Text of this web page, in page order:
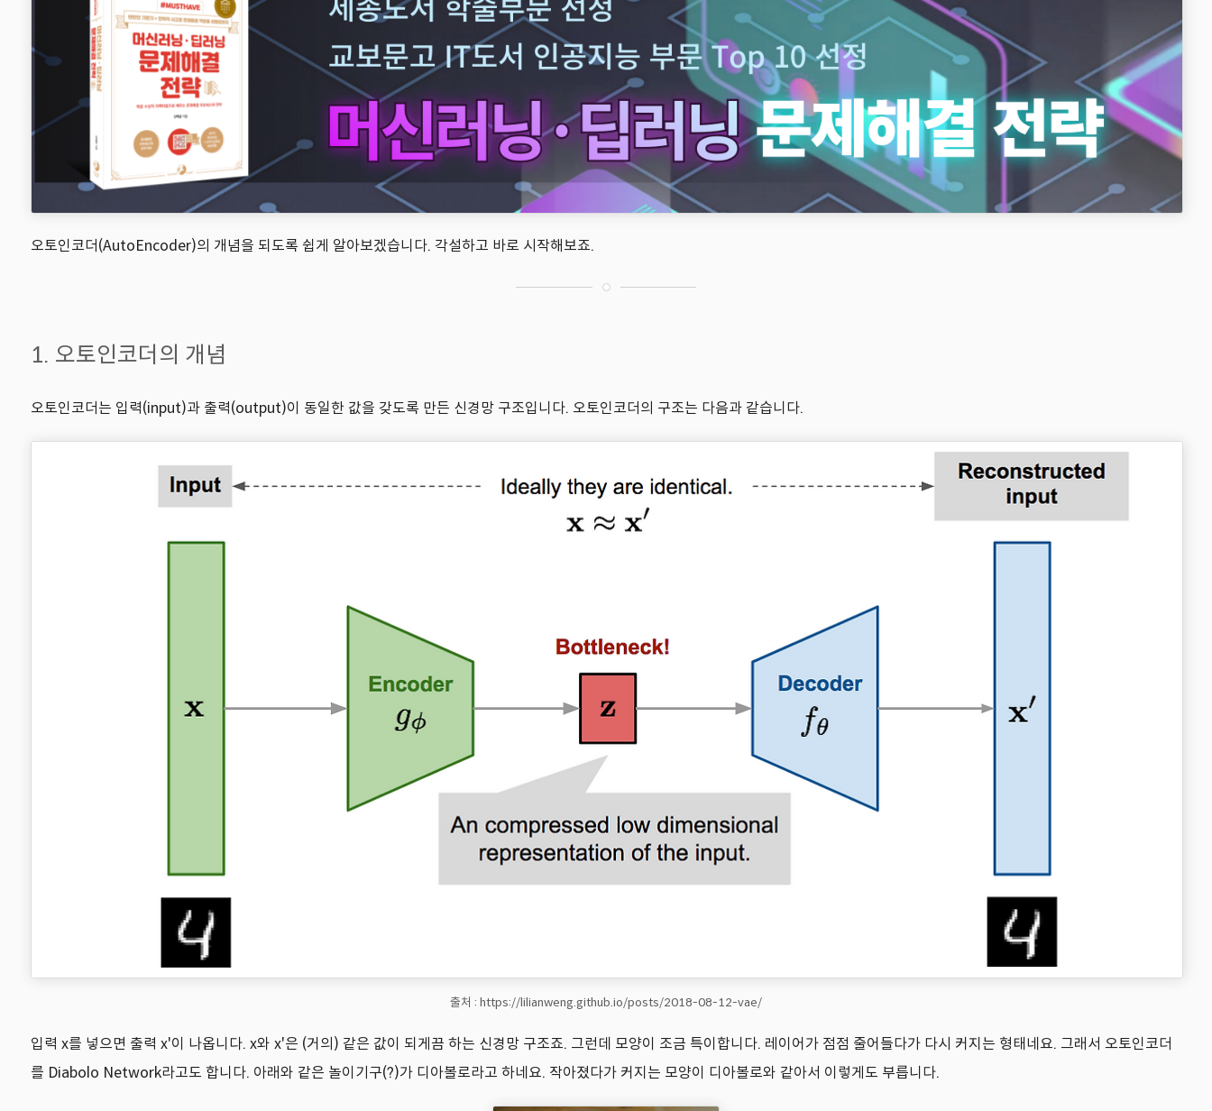
오토인코더(AutoEncoder)의 개념을 되도록 쉽게 알아보겠습니다. 각설하고 바로 시작해보죠.
1. 오토인코더의 개념
오토인코더는 입력(input)과 출력(output)이 동일한 값을 갖도록 만든 신경망 구조입니다. 오토인코더의 구조는 다음과 같습니다.
출처 : https://lilianweng.github.io/posts/2018-08-12-vae/
입력 x를 넣으면 출력 x'이 나옵니다. x와 x'은 (거의) 같은 값이 되게끔 하는 신경망 구조죠. 그런데 모양이 조금 특이합니다. 레이어가 점점 줄어들다가 다시 커지는 형태네요. 그래서 오토인코더
를 Diabolo Network라고도 합니다. 아래와 같은 놀이기구(?)가 디아볼로라고 하네요. 작아졌다가 커지는 모양이 디아볼로와 같아서 이렇게도 부릅니다.